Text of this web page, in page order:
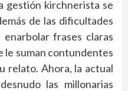
gestión kirchnerista se
de las dificultades
frases claras
le suman contundentes
relato. Ahora, la actual
las millonarias